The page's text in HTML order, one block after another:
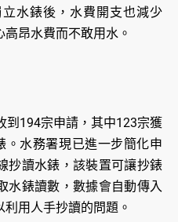
水錶後，水費開支也減少
昂水費而不敢用水。
到194宗申請，其中123宗獲
。水務署現已進一步簡化申
抄讀水錶，該裝置可讓抄錶
水錶讀數，數據會自動傳入
用人手抄讀的問題。